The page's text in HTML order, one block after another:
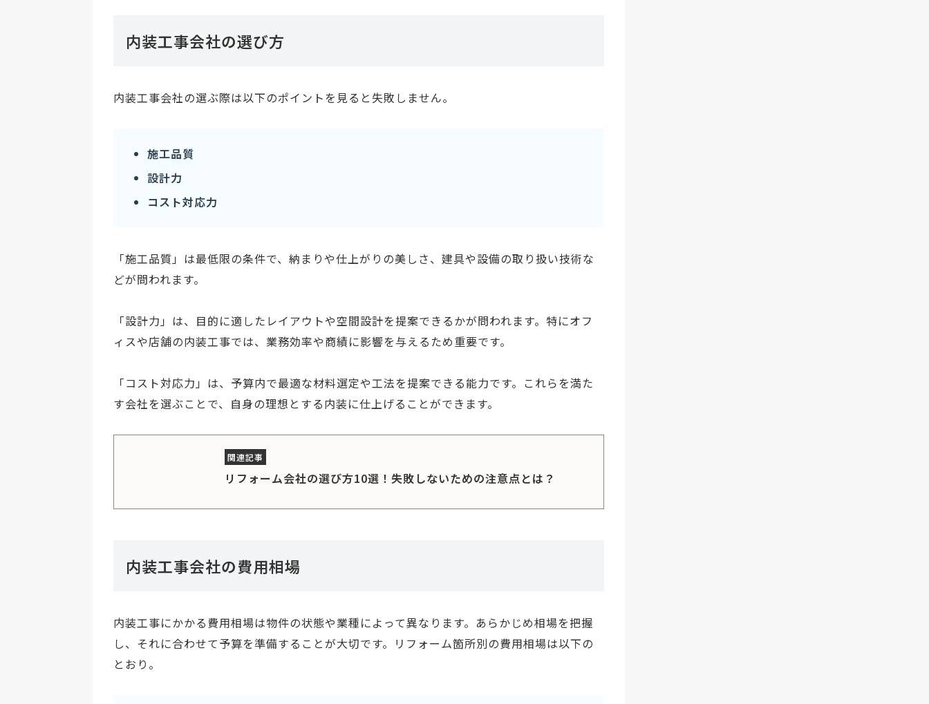
内装工事会社の選び方
内装工事会社の選ぶ際は以下のポイントを見ると失敗しません。
施工品質
設計力
コスト対応力
「施工品質」は最低限の条件で、納まりや仕上がりの美しさ、建具や設備の取り扱い技術な
どが問われます。
「設計力」は、目的に適したレイアウトや空間設計を提案できるかが問われます。特にオフ
ィスや店舗の内装工事では、業務効率や商績に影響を与えるため重要です。
「コスト対応力」は、予算内で最適な材料選定や工法を提案できる能力です。これらを満た
す会社を選ぶことで、自身の理想とする内装に仕上げることができます。
リフォーム会社の選び方10選！失敗しないための注意点とは？
内装工事会社の費用相場
内装工事にかかる費用相場は物件の状態や業種によって異なります。あらかじめ相場を把握
し、それに合わせて予算を準備することが大切です。リフォーム箇所別の費用相場は以下の
とおり。